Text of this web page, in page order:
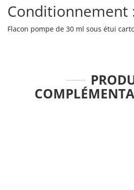
Conditionnement
Flacon pompe de 30 ml sous étui